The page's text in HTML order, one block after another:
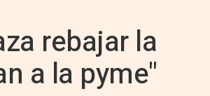
rebajar la
a la pyme"